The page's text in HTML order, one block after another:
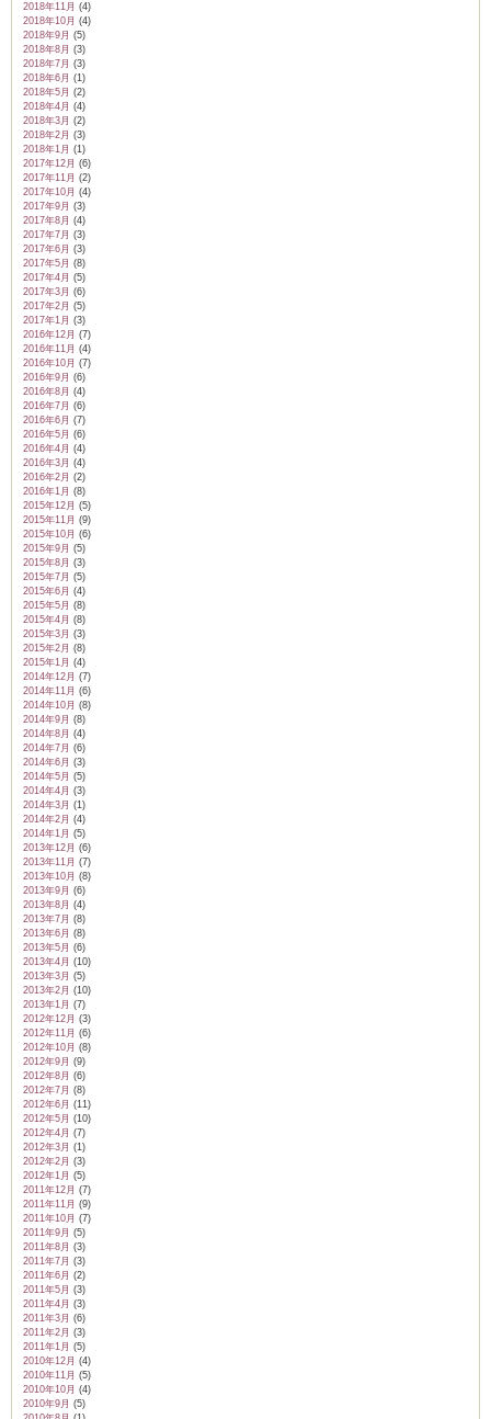
2018年11月 (4)
2018年10月 (4)
2018年9月 (5)
2018年8月 (3)
2018年7月 (3)
2018年6月 (1)
2018年5月 (2)
2018年4月 (4)
2018年3月 (2)
2018年2月 (3)
2018年1月 (1)
2017年12月 (6)
2017年11月 (2)
2017年10月 (4)
2017年9月 (3)
2017年8月 (4)
2017年7月 (3)
2017年6月 (3)
2017年5月 (8)
2017年4月 (5)
2017年3月 (6)
2017年2月 (5)
2017年1月 (3)
2016年12月 (7)
2016年11月 (4)
2016年10月 (7)
2016年9月 (6)
2016年8月 (4)
2016年7月 (6)
2016年6月 (7)
2016年5月 (6)
2016年4月 (4)
2016年3月 (4)
2016年2月 (2)
2016年1月 (8)
2015年12月 (5)
2015年11月 (9)
2015年10月 (6)
2015年9月 (5)
2015年8月 (3)
2015年7月 (5)
2015年6月 (4)
2015年5月 (8)
2015年4月 (8)
2015年3月 (3)
2015年2月 (8)
2015年1月 (4)
2014年12月 (7)
2014年11月 (6)
2014年10月 (8)
2014年9月 (8)
2014年8月 (4)
2014年7月 (6)
2014年6月 (3)
2014年5月 (5)
2014年4月 (3)
2014年3月 (1)
2014年2月 (4)
2014年1月 (5)
2013年12月 (6)
2013年11月 (7)
2013年10月 (8)
2013年9月 (6)
2013年8月 (4)
2013年7月 (8)
2013年6月 (8)
2013年5月 (6)
2013年4月 (10)
2013年3月 (5)
2013年2月 (10)
2013年1月 (7)
2012年12月 (3)
2012年11月 (6)
2012年10月 (8)
2012年9月 (9)
2012年8月 (6)
2012年7月 (8)
2012年6月 (11)
2012年5月 (10)
2012年4月 (7)
2012年3月 (1)
2012年2月 (3)
2012年1月 (5)
2011年12月 (7)
2011年11月 (9)
2011年10月 (7)
2011年9月 (5)
2011年8月 (3)
2011年7月 (3)
2011年6月 (2)
2011年5月 (3)
2011年4月 (3)
2011年3月 (6)
2011年2月 (3)
2011年1月 (5)
2010年12月 (4)
2010年11月 (5)
2010年10月 (4)
2010年9月 (5)